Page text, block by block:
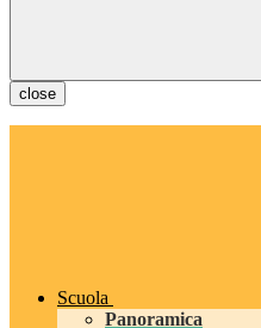
close
Scuola
Panoramica